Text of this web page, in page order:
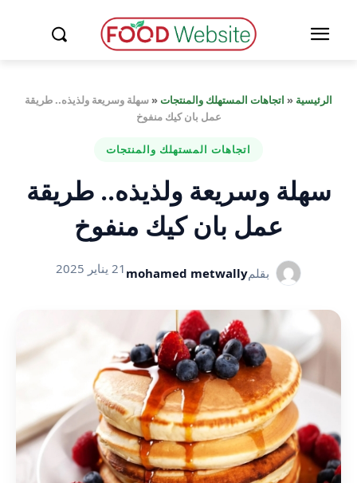
الرئيسية « اتجاهات المستهلك والمنتجات«سهلة وسريعة ولذيذه.. طريقة
عمل بان كيك منفوخ
اتجاهات المستهلك والمنتجات
سهلة وسريعة ولذيذه.. طريقة
عمل بان كيك منفوخ
بقلمmohamed metwally 21 يناير 2025